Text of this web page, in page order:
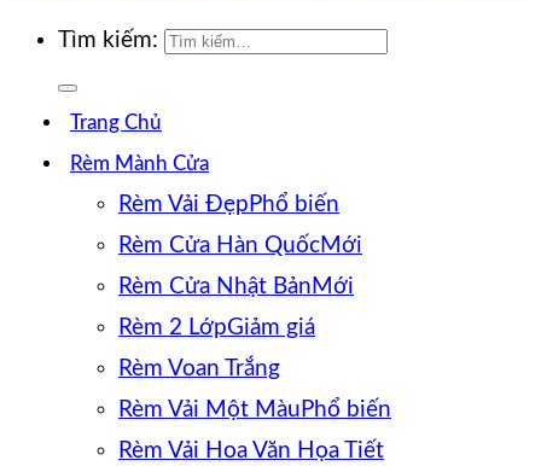
Tìm kiếm:
Trang Chủ
Rèm Mành Cửa
Rèm Vải Đẹp
Rèm Cửa Hàn Quốc
Rèm Cửa Nhật Bản
Rèm 2 Lớp
Rèm Voan Trắng
Rèm Vải Một Màu
Rèm Vải Hoa Văn Họa Tiết